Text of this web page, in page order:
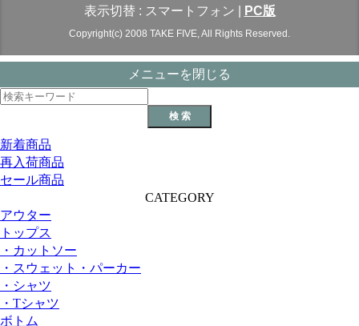
表示切替 : スマートフォン PC版
Copyright(c) 2008 TAKE FIVE, All Rights Reserved.
メニューを閉じる
新着商品
再入荷商品
セール商品
CATEGORY
アウター
トップス
・カットソー
・スウェット・パーカー
・シャツ
・Tシャツ
ボトム